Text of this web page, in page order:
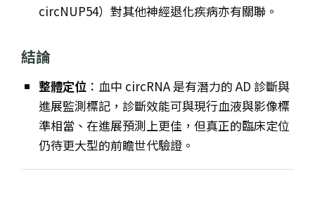
circNUP54）對其他神經退化疾病亦有關聯。
結論
整體定位 ：血中 circRNA 是有潛力的 AD 診斷與
進展監測標記，診斷效能可與現行血液與影像標
準相當、在進展預測上更佳，但真正的臨床定位
仍待更大型的前瞻世代驗證。